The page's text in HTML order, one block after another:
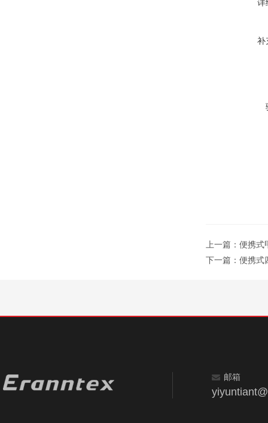
详
补
上一篇： 便携式
下一篇： 便携式
邮箱